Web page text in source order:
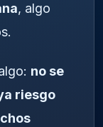
, algo
no se
riesgo